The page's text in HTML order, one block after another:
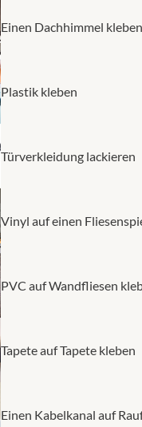
Einen Dachhimmel kleben
Plastik kleben
Türverkleidung lackieren
Vinyl auf einen
PVC auf Wandfliesen
Tapete auf Tapete kleben
Einen Kabelkanal auf